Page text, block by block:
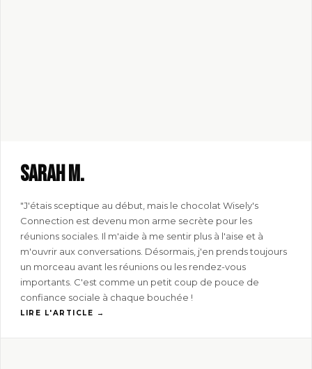
Sarah M.
"J'étais sceptique au début, mais le chocolat Wisely's
Connection est devenu mon arme secrète pour les
réunions sociales. Il m'aide à me sentir plus à l'aise et à
m'ouvrir aux conversations. Désormais, j'en prends toujours
un morceau avant les réunions ou les rendez-vous
importants. C'est comme un petit coup de pouce de
confiance sociale à chaque bouchée !
LIRE L'ARTICLE →